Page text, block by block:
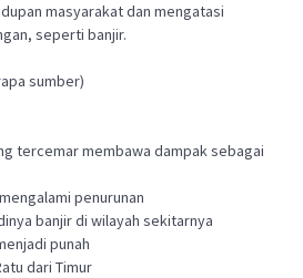
masyarakat dan mengatasi
seperti banjir.
sumber)
tercemar membawa dampak sebagai
penurunan
banjir di wilayah sekitarnya
punah
dari Timur